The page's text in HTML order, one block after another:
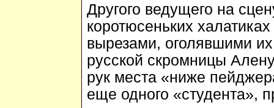
Другого ведущего на
коротюсеньких
вырезами, оголявшими
русской скромницы
рук места «ниже
еще одного «студента»,